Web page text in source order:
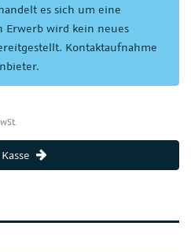
es sich um eine
Erwerb wird kein neues
Kontaktaufnahme